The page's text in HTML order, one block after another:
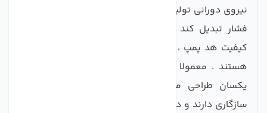
نیروی دورانی تولید شده از موتور الکتریکی را به یک پمپ
فشار تبدیل کند . هم کیفیت موتور الکتریکی و هم
کیفیت هد پمپ ، در میزان فشار آب و دبی خروجی موثر
هستند . معمولا هدها و پمپ ها بصورت استاندارد و
یکسان طراحی میشود و برندهای مختلف با یکدیگر
سازگاری دارند و درواقع همه هد یا کلگی های موجود در